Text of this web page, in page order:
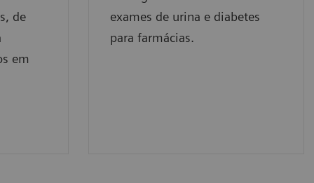
de
em
exames de urina e diabetes
para farmácias.